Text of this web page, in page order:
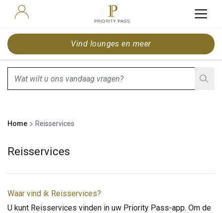
Vind lounges en meer
Home Reisservices
Reisservices
Waar vind ik Reisservices?
U kunt Reisservices vinden in uw Priority Pass-app. Om de